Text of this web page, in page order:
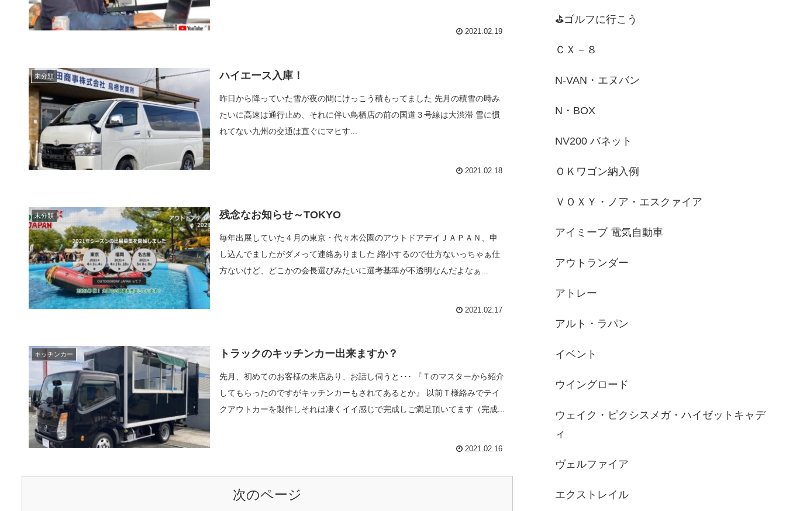
2021.02.19
未分類 ハイエース入庫！
昨日から降っていた雪が夜の間にけっこう積もってました 先月の積雪の時み
たいに高速は通行止め、それに伴い鳥栖店の前の国道３号線は大渋滞 雪に慣
れてない九州の交通は直ぐにマヒす...
2021.02.18
未分類 残念なお知らせ～TOKYO
毎年出展していた４月の東京・代々木公園のアウトドアデイＪＡＰＡＮ、申
し込んでましたがダメって連絡ありました 縮小するので仕方ないっちゃぁ仕
方ないけど、どこかの会長選びみたいに選考基準が不透明なんだよなぁ...
2021.02.17
キッチンカー トラックのキッチンカー出来ますか？
先月、初めてのお客様の来店あり、お話し伺うと･･･ 『Ｔのマスターから紹介
してもらったのですがキッチンカーもされてあるとか』 以前Ｔ様絡みでテイ
クアウトカーを製作しそれは凄くイイ感じで完成しご満足頂いてます（完成...
2021.02.16
次のページ
⛳ゴルフに行こう
ＣＸ－８
N-VAN・エヌバン
N・BOX
NV200 バネット
ＯＫワゴン納入例
ＶＯＸＹ・ノア・エスクァイア
アイミーブ 電気自動車
アウトランダー
アトレー
アルト・ラパン
イベント
ウイングロード
ウェイク・ピクシスメガ・ハイゼットキャデ
ィ
ヴェルファイア
エクストレイル